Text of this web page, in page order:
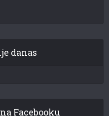
danas
Facebooku